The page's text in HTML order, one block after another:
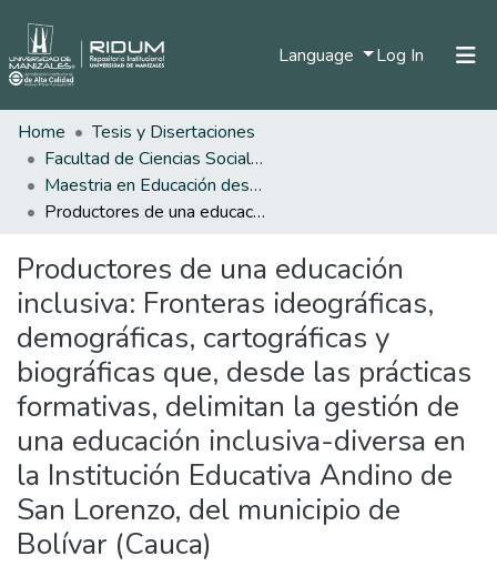
Language Log In (current)
Home
Tesis y Disertaciones
Facultad de Ciencias Sociales y Humanas
Maestria en Educación desde la Diversidad
Productores de una educación inclusiva: Fronteras ideográficas, demográficas, cartográficas y biográficas que, desde las prácticas formativas, delimitan la gestión de una educación inclusiva-diversa en la Institución Educativa Andino de San Lorenzo, del municipio de Bolívar (Cauca)
Productores de una educación
inclusiva: Fronteras ideográficas,
demográficas, cartográficas y
biográficas que, desde las prácticas
formativas, delimitan la gestión de
una educación inclusiva-diversa en
la Institución Educativa Andino de
San Lorenzo, del municipio de
Bolívar (Cauca)